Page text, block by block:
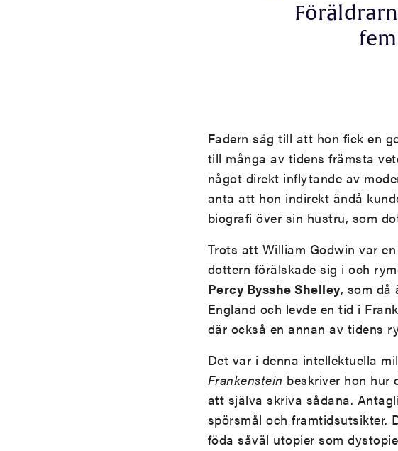
Fadern såg till att hon fick en
till många av tidens främsta
något direkt inflytande av
anta att hon indirekt ändå
biografi över sin hustru, som
Trots att William Godwin var
dottern förälskade sig i och
Percy Bysshe Shelley, som då
England och levde en tid i
där också en annan av tidens
Det var i denna intellektuella
Frankenstein beskriver hon hur
att själva skriva sådana.
spörsmål och framtidsutsikter.
föda såväl utopier som